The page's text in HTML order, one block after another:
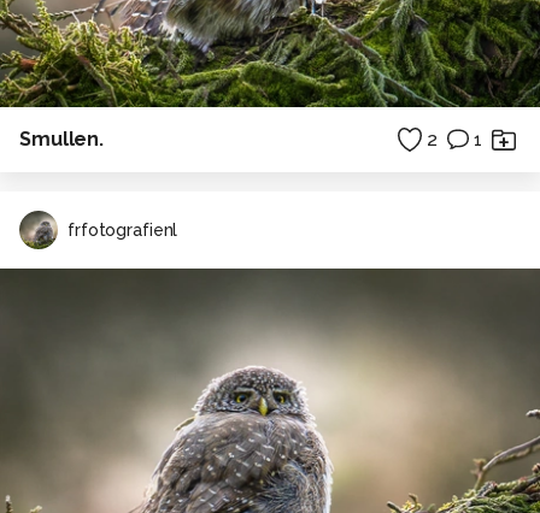
Smullen. 2 1
frfotografienl